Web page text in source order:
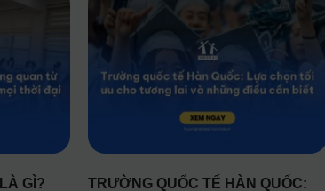
GÌ?
TRƯỜNG QUỐC TẾ HÀN QUỐC: